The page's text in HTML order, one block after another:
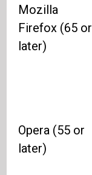
Mozilla
Firefox (65 or
later)
Opera (55 or
later)